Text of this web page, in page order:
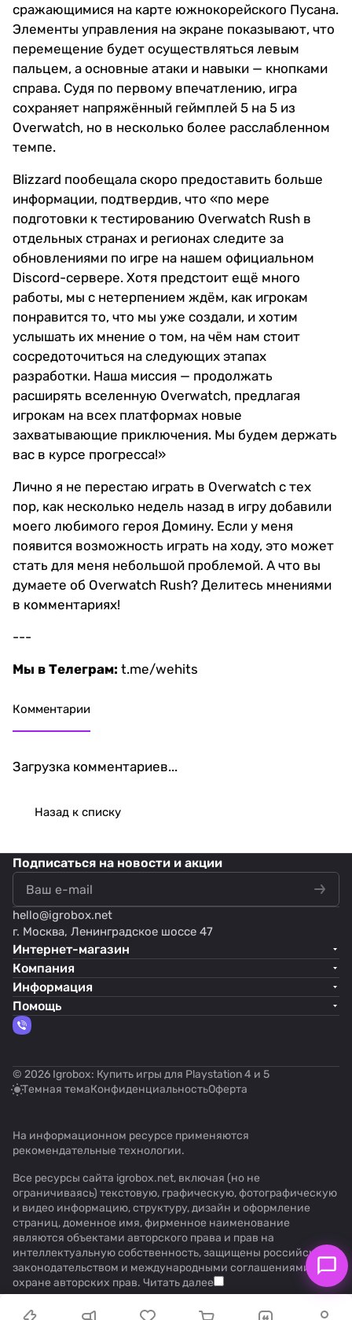
сражающимися на карте южнокорейского Пусана.
Элементы управления на экране показывают, что
перемещение будет осуществляться левым
пальцем, а основные атаки и навыки — кнопками
справа. Судя по первому впечатлению, игра
сохраняет напряжённый геймплей 5 на 5 из
Overwatch, но в несколько более расслабленном
темпе.
Blizzard пообещала скоро предоставить больше
информации, подтвердив, что «по мере
подготовки к тестированию Overwatch Rush в
отдельных странах и регионах следите за
обновлениями по игре на нашем официальном
Discord-сервере. Хотя предстоит ещё много
работы, мы с нетерпением ждём, как игрокам
понравится то, что мы уже создали, и хотим
услышать их мнение о том, на чём нам стоит
сосредоточиться на следующих этапах
разработки. Наша миссия — продолжать
расширять вселенную Overwatch, предлагая
игрокам на всех платформах новые
захватывающие приключения. Мы будем держать
вас в курсе прогресса!»
Лично я не перестаю играть в Overwatch с тех
пор, как несколько недель назад в игру добавили
моего любимого героя Домину. Если у меня
появится возможность играть на ходу, это может
стать для меня небольшой проблемой. А что вы
думаете об Overwatch Rush? Делитесь мнениями
в комментариях!
---
Мы в Телеграм: t.me/wehits
Комментарии
Загрузка комментариев...
Назад к списку
Подписаться на новости и акции
hello@igrobox.net
г. Москва, Ленинградское шоссе 47
Интернет-магазин
Компания
Информация
Помощь
© 2026 Igrobox: Купить игры для Playstation 4 и 5
Темная темаКонфиденциальностьОферта
На информационном ресурсе применяются
рекомендательные технологии.
Все ресурсы сайта igrobox.net, включая (но не
ограничиваясь) текстовую, графическую, фотографическую
и видео информацию, структуру, дизайн и оформление
страниц, доменное имя, фирменное наименование
являются объектами авторского права и прав на
интеллектуальную собственность, защищены российским
законодательством и международными соглашениями об
охране авторских прав. Читать далее